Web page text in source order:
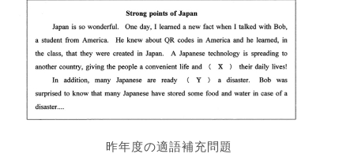
昨年度の適語補充問題